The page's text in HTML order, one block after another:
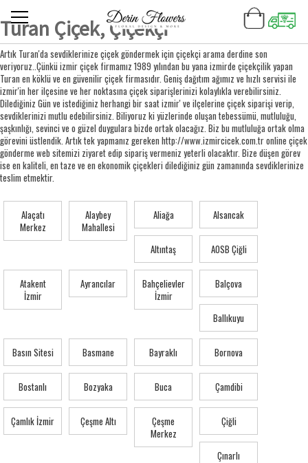
Turan Çiçek, Çiçekçi
Artık Turan'da sevdiklerinize çiçek göndermek için çiçekçi arama derdine son
veriyoruz..Çünkü izmir çiçek firmamız 1989 yılından bu yana izmirde çiçekçilik yapan
Turan en köklü ve en güvenilir çiçek firmasıdır. Geniş dağıtım ağımız ve hızlı servisi ile
izmir'in her ilçesine ve her noktasına çiçek siparişlerinizi kolaylıkla verebilirsiniz.
Dilediğiniz Gün ve istediğiniz herhangi bir saat izmir' ve ilçelerine çiçek siparişi verip,
sevdiklerinizi mutlu edebilirsiniz. Biliyoruz ki yüzlerinde oluşan tebessümü, mutluluğu,
şaşkınlığı, sevinci ve o güzel duygulara bizde ortak olacağız. Biz bu mutluluğa ortak olma
görevini üstlendik. Artık tek yapmanız gereken http://www.izmircicek.com.tr online çiçek
gönderme web sitemizi ziyaret edip sipariş vermeniz yeterli olacaktır. Bize düşen görev
ise en kaliteli, en taze ve en ekonomik çiçekleri dilediğiniz gün zamanında sevdiklerinize
teslim etmektir.
Alaçatı
Merkez
Alaybey
Mahallesi
Aliağa Alsancak
Altıntaş AOSB Çiğli
Atakent
İzmir
Ayrancılar
Bahçelievler
İzmir
Balçova
Ballıkuyu
Basın Sitesi Basmane Bayraklı Bornova
Bostanlı Bozyaka Buca Çamdibi
Çamlık İzmir Çeşme Altı
Çeşme
Merkez
Çiğli
Çınarlı